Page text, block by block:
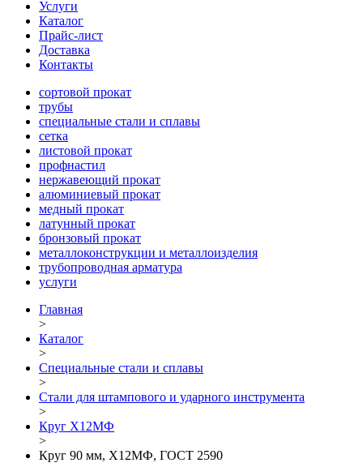
Услуги
Каталог
Прайс-лист
Доставка
Контакты
сортовой прокат
трубы
специальные стали и сплавы
сетка
листовой прокат
профнастил
нержавеющий прокат
алюминиевый прокат
медный прокат
латунный прокат
бронзовый прокат
металлоконструкции и металлоизделия
трубопроводная арматура
услуги
Главная
>
Каталог
>
Специальные стали и сплавы
>
Стали для штампового и ударного инструмента
>
Круг Х12МФ
>
Круг 90 мм, Х12МФ, ГОСТ 2590